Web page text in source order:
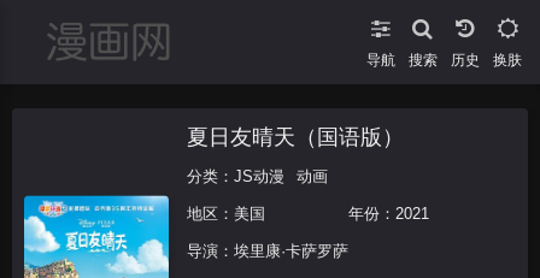
导航 搜索 换肤
夏日友晴天（国语版）
分类： JS动漫 动画
地区： 美国 年份： 2021
导演： 埃里康·卡萨罗萨